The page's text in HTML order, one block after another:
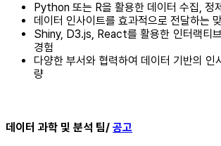
Python 또는 R을 활용한 데이터 수집, 정
데이터 인사이트를 효과적으로 전달하는
Shiny, D3.js, React를 활용한 인터랙티
경험
다양한 부서와 협력하여 데이터 기반의 인
량
데이터 과학 및 분석 팀/ 공고